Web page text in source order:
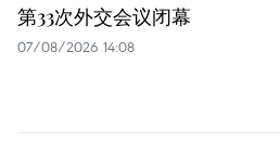
第33次外交会议闭幕
07/08/2026 14:08